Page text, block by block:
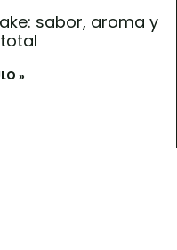
sabor, aroma y
»